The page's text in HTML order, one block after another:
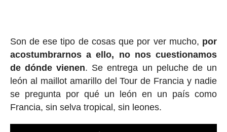
Son de ese tipo de cosas que por ver mucho, por
acostumbrarnos a ello, no nos cuestionamos
de dónde vienen. Se entrega un peluche de un
león al maillot amarillo del Tour de Francia y nadie
se pregunta por qué un león en un país como
Francia, sin selva tropical, sin leones.